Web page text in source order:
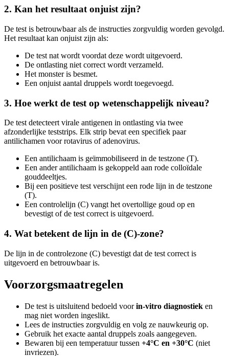
2. Kan het resultaat onjuist zijn?
De test is betrouwbaar als de instructies zorgvuldig worden gevolgd.
Het resultaat kan onjuist zijn als:
De test nat wordt voordat deze wordt uitgevoerd.
De ontlasting niet correct wordt verzameld.
Het monster is besmet.
Een onjuist aantal druppels wordt toegevoegd.
3. Hoe werkt de test op wetenschappelijk niveau?
De test detecteert virale antigenen in ontlasting via twee
afzonderlijke teststrips. Elk strip bevat een specifiek paar
antilichamen voor rotavirus of adenovirus.
Een antilichaam is geïmmobiliseerd in de testzone (T).
Een ander antilichaam is gekoppeld aan rode colloïdale
gouddeeltjes.
Bij een positieve test verschijnt een rode lijn in de testzone
(T).
Een controlelijn (C) vangt het overtollige goud op en
bevestigt of de test correct is uitgevoerd.
4. Wat betekent de lijn in de (C)-zone?
De lijn in de controlezone (C) bevestigt dat de test correct is
uitgevoerd en betrouwbaar is.
Voorzorgsmaatregelen
De test is uitsluitend bedoeld voorin-vitro diagnostiek en
mag niet worden ingeslikt.
Lees de instructies zorgvuldig en volg ze nauwkeurig op.
Gebruik het exacte aantal druppels zoals aangegeven.
Bewaren bij een temperatuur tussen +4°C en +30°C (niet
invriezen).